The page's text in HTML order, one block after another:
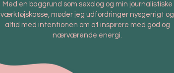
Med en baggrund som sexolog og min journalistiske
værktøjskasse, møder jeg udfordringer nysgerrigt og
altid med intentionen om at inspirere med god og
nærværende energi.